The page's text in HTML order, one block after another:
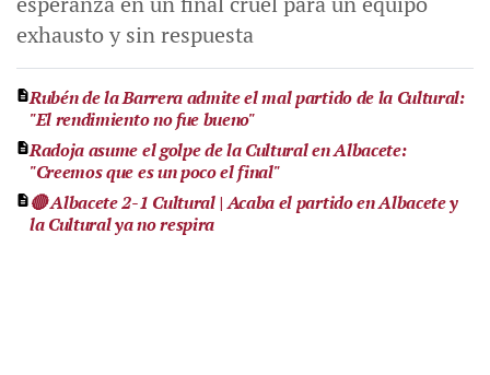
exhausto y sin respuesta
Rubén de la Barrera admite el mal partido de la Cultural:
"El rendimiento no fue bueno"
Radoja asume el golpe de la Cultural en Albacete:
"Creemos que es un poco el final"
🔴 Albacete 2-1 Cultural | Acaba el partido en Albacete y
la Cultural ya no respira